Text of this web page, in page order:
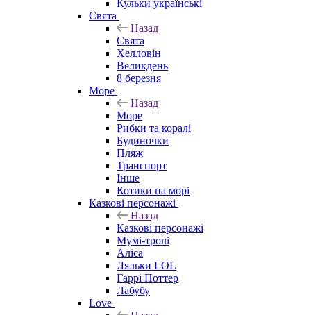
Кульки українські
Свята
Назад
Свята
Хелловін
Великдень
8 березня
Море
Назад
Море
Рибки та коралі
Будиночки
Пляж
Транспорт
Інше
Котики на морі
Казкові персонажі
Назад
Казкові персонажі
Мумі-тролі
Аліса
Ляльки LOL
Гаррі Поттер
Лабубу
Love